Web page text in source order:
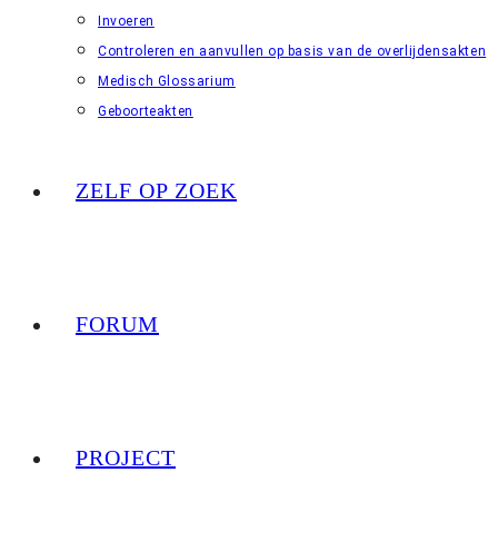
Invoeren
Controleren en aanvullen op basis van de overlijdensakten
Medisch Glossarium
Geboorteakten
ZELF OP ZOEK
FORUM
PROJECT